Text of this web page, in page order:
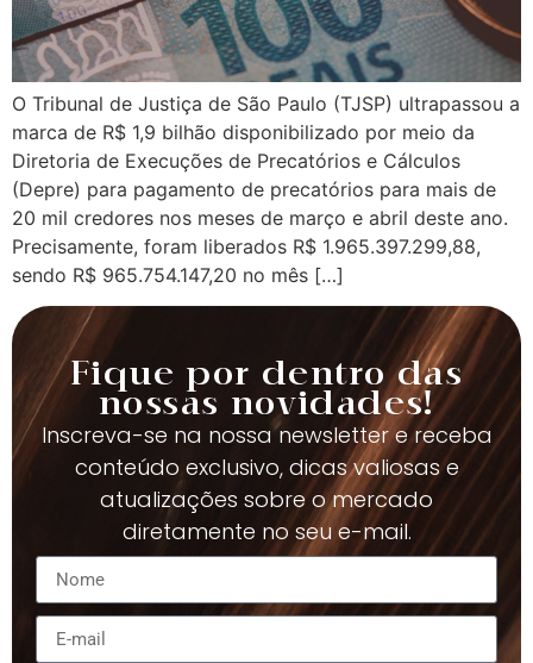
O Tribunal de Justiça de São Paulo (TJSP) ultrapassou a
marca de R$ 1,9 bilhão disponibilizado por meio da
Diretoria de Execuções de Precatórios e Cálculos
(Depre) para pagamento de precatórios para mais de
20 mil credores nos meses de março e abril deste ano.
Precisamente, foram liberados R$ 1.965.397.299,88,
sendo R$ 965.754.147,20 no mês […]
Fique por dentro das
nossas novidades!
Inscreva-se na nossa newsletter e receba
conteúdo exclusivo, dicas valiosas e
atualizações sobre o mercado
diretamente no seu e-mail.